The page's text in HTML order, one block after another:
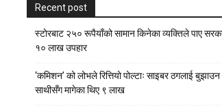
Recent post
स्टाेरबाट २५० रूपैयाँको सामान किनेका व्यक्तिले पाए
१० लाख उपहार
‘कमिशन’ को लोभले रित्तियो पोल्टाः साइबर ठगलाई
साथीसँग मागेका थिए ९ लाख